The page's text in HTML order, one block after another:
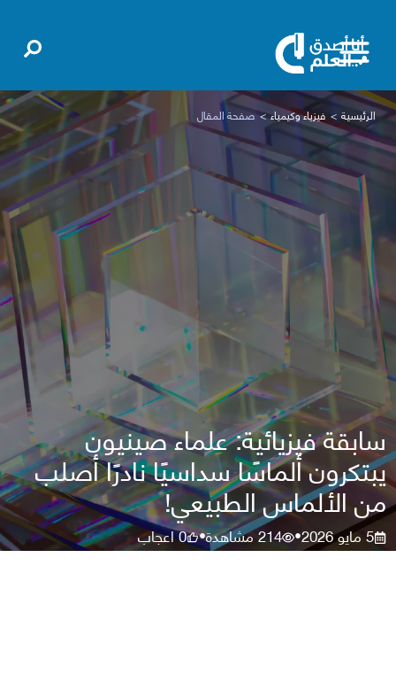
الرئيسية فيزياء وكيمياء صفحة المقال
سابقة فيزيائية: علماء صينيون
يبتكرون ألماسًا سداسيًا نادرًا أصلب
من الألماس الطبيعي!
5 مايو 2026 •
214مشاهدة•
0اعجاب